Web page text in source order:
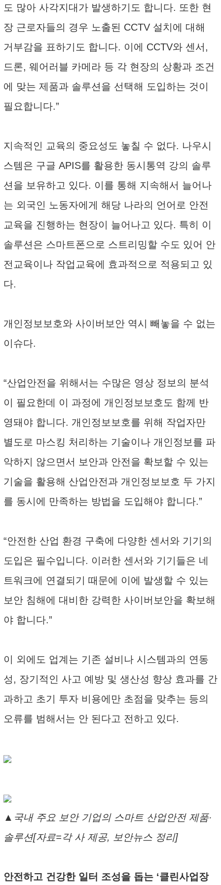
도 많아 사각지대가 발생하기도 합니다. 또한 현
장 근로자들의 경우 노출된 CCTV 설치에 대해
거부감을 표하기도 합니다. 이에 CCTV와 센서,
드론, 웨어러블 카메라 등 각 현장의 상황과 조건
에 맞는 제품과 솔루션을 선택해 도입하는 것이
필요합니다.”
지속적인 교육의 중요성도 놓칠 수 없다. 나우시
스템은 구글 APIS를 활용한 동시통역 강의 솔루
션을 보유하고 있다. 이를 통해 지속해서 늘어나
는 외국인 노동자에게 해당 나라의 언어로 안전
교육을 진행하는 현장이 늘어나고 있다. 특히 이
솔루션은 스마트폰으로 스트리밍할 수도 있어 안
전교육이나 작업교육에 효과적으로 적용되고 있
다.
개인정보보호와 사이버보안 역시 빼놓을 수 없는
이슈다.
“산업안전을 위해서는 수많은 영상 정보의 분석
이 필요한데 이 과정에 개인정보보호도 함께 반
영돼야 합니다. 개인정보보호를 위해 작업자만
별도로 마스킹 처리하는 기술이나 개인정보를 파
악하지 않으면서 보안과 안전을 확보할 수 있는
기술을 활용해 산업안전과 개인정보보호 두 가지
를 동시에 만족하는 방법을 도입해야 합니다.”
“안전한 산업 환경 구축에 다양한 센서와 기기의
도입은 필수입니다. 이러한 센서와 기기들은 네
트워크에 연결되기 때문에 이에 발생할 수 있는
보안 침해에 대비한 강력한 사이버보안을 확보해
야 합니다.”
이 외에도 업계는 기존 설비나 시스템과의 연동
성, 장기적인 사고 예방 및 생산성 향상 효과를 간
과하고 초기 투자 비용에만 초점을 맞추는 등의
오류를 범해서는 안 된다고 전하고 있다.
▲국내 주요 보안 기업의 스마트 산업안전 제품·
솔루션[자료=각 사 제공, 보안뉴스 정리]
안전하고 건강한 일터 조성을 돕는 ‘클린사업장